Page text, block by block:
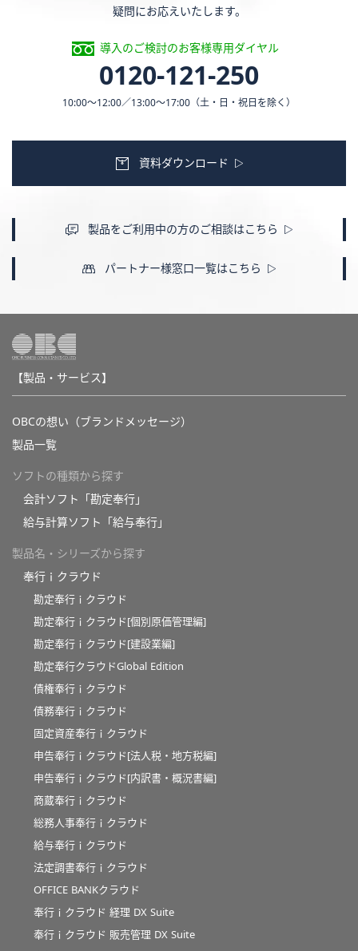
疑問にお応えいたします。
導入のご検討のお客様専用ダイヤル
0120-121-250
10:00〜12:00／13:00〜17:00 （土・日・祝日を除く）
資料ダウンロード
製品をご利用中の方のご相談はこちら
パートナー様窓口一覧はこちら
【製品・サービス】
OBCの想い（ブランドメッセージ）
製品一覧
ソフトの種類から探す
会計ソフト「勘定奉行」
給与計算ソフト「給与奉行」
製品名・シリーズから探す
奉行ｉクラウド
勘定奉行ｉクラウド
勘定奉行ｉクラウド[個別原価管理編]
勘定奉行ｉクラウド[建設業編]
勘定奉行クラウドGlobal Edition
債権奉行ｉクラウド
債務奉行ｉクラウド
固定資産奉行ｉクラウド
申告奉行ｉクラウド[法人税・地方税編]
申告奉行ｉクラウド[内訳書・概況書編]
商蔵奉行ｉクラウド
総務人事奉行ｉクラウド
給与奉行ｉクラウド
法定調書奉行ｉクラウド
OFFICE BANKクラウド
奉行ｉクラウド 経理 DX Suite
奉行ｉクラウド 販売管理 DX Suite